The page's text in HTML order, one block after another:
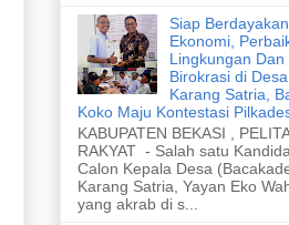
Siap Berdayakan
Ekonomi,
Lingkungan Dan
Birokrasi di Desa
Karang Satria,
Koko Maju Kontestasi
KABUPATEN BEKASI , PELITA
RAKYAT - Salah satu
Calon Kepala Desa
Karang Satria, Yayan Eko
yang akrab di s...